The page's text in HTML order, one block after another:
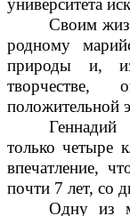
университета
Своим
родному
природы и,
творчестве,
положительной
только четыре
впечатление,
почти 7 лет, со
Одну из